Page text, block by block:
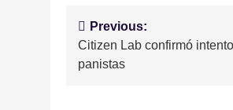
Navegación
de
Previous:
Citizen Lab confirmó
panistas